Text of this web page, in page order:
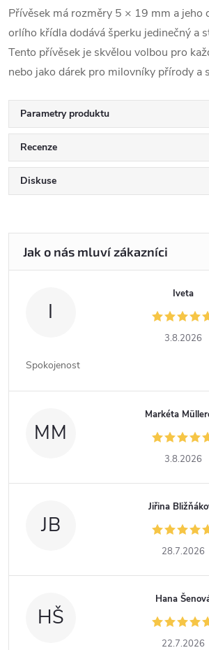
Přívěsek má rozměry 5 × 19 mm a jeho
orlího křídla dodává šperku jedinečný a
Tento přívěsek je skvělou volbou pro
nebo jako dárek pro milovníky přírody a
Parametry produktu
Recenze
Diskuse
I
Iveta
3.8.2026
Spokojenost
MM
Markéta
3.8.2026
JB
Jiřina
28.7.2026
HŠ
Hana
22.7.2026